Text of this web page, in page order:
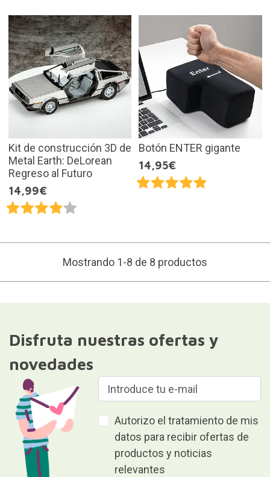
Kit de construcción 3D de
Metal Earth: DeLorean
Regreso al Futuro
14,99€
Botón ENTER gigante
14,95€
Mostrando 1-8 de 8 productos
Disfruta nuestras ofertas y
novedades
Autorizo el tratamiento de mis
datos para recibir ofertas de
productos y noticias
relevantes